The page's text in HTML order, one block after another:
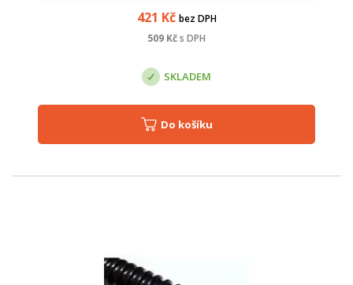
421 Kč bez DPH
509 Kčs DPH
SKLADEM
Do košíku